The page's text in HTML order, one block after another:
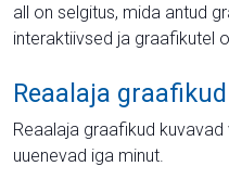
all on selgitus, mida antud
interaktiivsed ja graafikutel
Reaalaja graafikud
Reaalaja graafikud
uuenevad iga minut.